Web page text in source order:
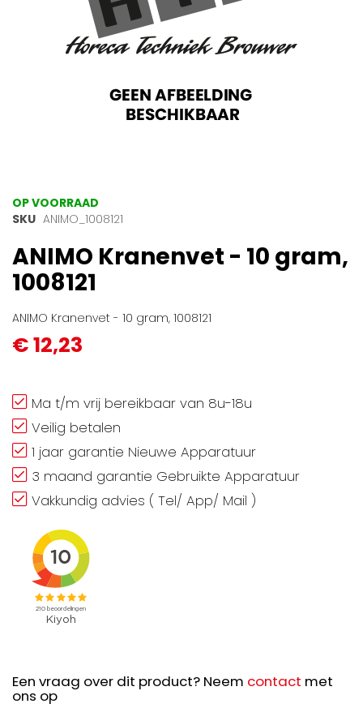
Ga
naar
begin
van
de
gallerij
OP VOORRAAD
SKU ANIMO_1008121
ANIMO Kranenvet - 10 gram,
1008121
ANIMO Kranenvet - 10 gram, 1008121
€ 12,23
Ma t/m vrij bereikbaar van 8u-18u
Veilig betalen
1 jaar garantie Nieuwe Apparatuur
3 maand garantie Gebruikte Apparatuur
Vakkundig advies ( Tel/ App/ Mail )
Een vraag over dit product? Neem contact met
ons op